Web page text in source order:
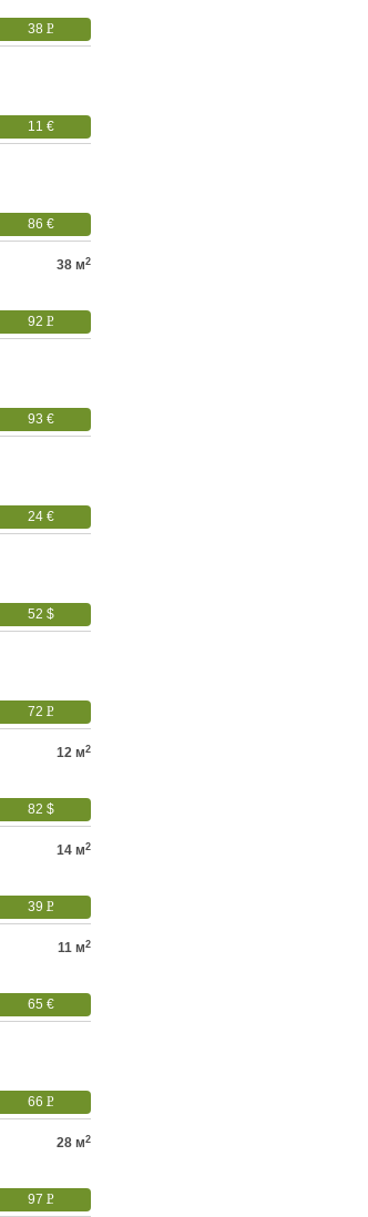
38 P
УБ.
11 €
86 €
38 м2
92 P
УБ.
93 €
24 €
52 $
72 P
УБ.
12 м2
82 $
14 м2
39 P
УБ.
11 м2
65 €
66 P
УБ.
28 м2
97 P